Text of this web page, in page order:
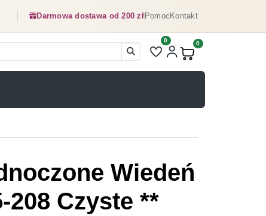
Darmowa dostawa od 200 złPomocKontakt
Liczba pozycji na liście
0
Produkty w koszyku:
0
Wiedeń
208 Czyste **